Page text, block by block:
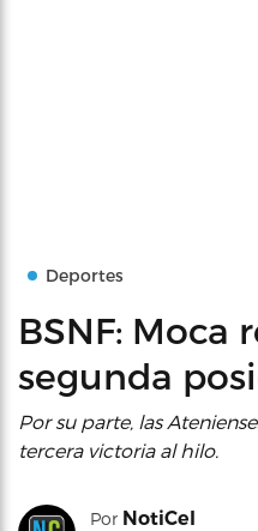
Deportes
BSNF: Moca
segunda
Por su parte, las
tercera victoria al hilo.
Por NotiCel